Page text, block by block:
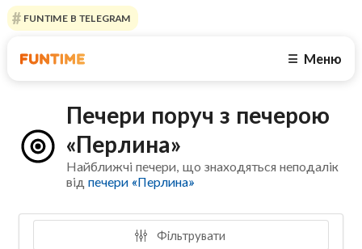
FUNTIME В TELEGRAM
☰ Меню
Печери поруч з печерою
«Перлина»
Найближчі печери, що знаходяться неподалік
відпечери «Перлина»
Фільтрувати